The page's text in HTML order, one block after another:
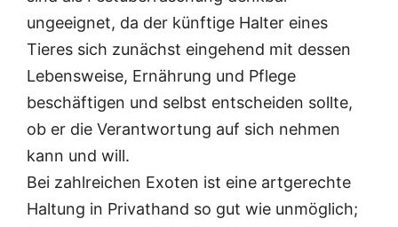
ungeeignet, da der künftige Halter eines
Tieres sich zunächst eingehend mit dessen
Lebensweise, Ernährung und Pflege
beschäftigen und selbst entscheiden sollte,
ob er die Verantwortung auf sich nehmen
kann und will.
Bei zahlreichen Exoten ist eine artgerechte
Haltung in Privathand so gut wie unmöglich;